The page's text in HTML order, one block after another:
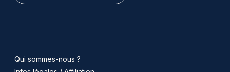
Qui sommes-nous ?